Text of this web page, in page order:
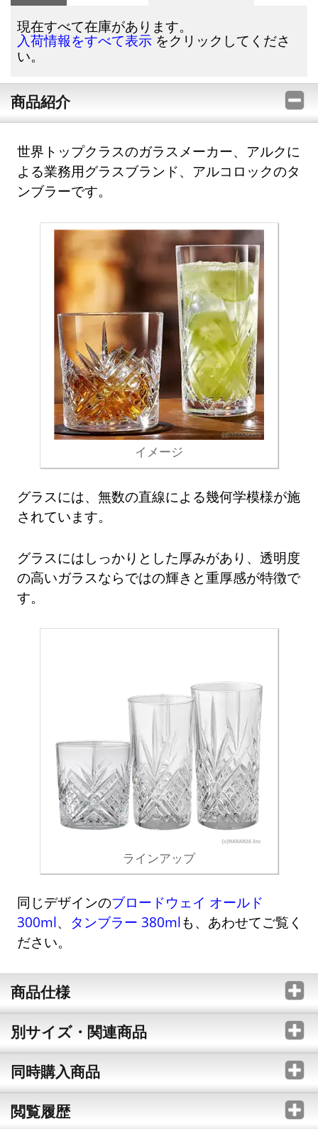
現在すべて在庫があります。
入荷情報をすべて表示 をクリックしてくださ
い。
商品紹介
世界トップクラスのガラスメーカー、アルクに
よる業務用グラスブランド、アルコロックのタ
ンブラーです。
イメージ
グラスには、無数の直線による幾何学模様が施
されています。
グラスにはしっかりとした厚みがあり、透明度
の高いガラスならではの輝きと重厚感が特徴で
す。
ラインアップ
同じデザインのブロードウェイ オールド
300ml、 タンブラー 380mlも、あわせてご覧く
ださい。
商品仕様
別サイズ・関連商品
同時購入商品
閲覧履歴